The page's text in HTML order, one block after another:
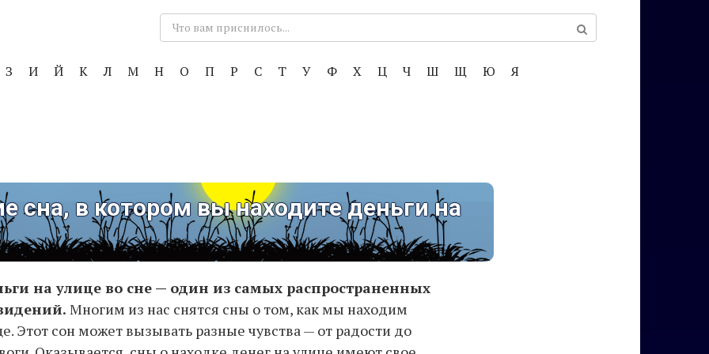
Поиск:
З И Й К Л М Н О П Р С Т У Ф Х Ц Ч Ш Щ Ю Я
сна, в котором вы находите деньги на
на улице во сне — один из самых распространенных
Многим из нас снятся сны о том, как мы находим
Этот сон может вызывать разные чувства — от радости до